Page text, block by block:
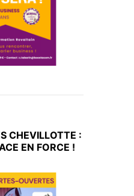
CHEVILLOTTE :
EN FORCE !